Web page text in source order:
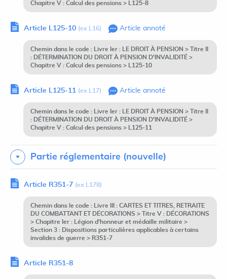
Chapitre V : Calcul des pensions > L125-8
Article L125-10 (ex L16) Article annoté
Chemin dans le code : Livre Ier : LE DROIT À PENSION > Titre II
: DÉTERMINATION DU DROIT À PENSION D'INVALIDITÉ >
Chapitre V : Calcul des pensions > L125-10
Article L125-11 (ex L17) Article annoté
Chemin dans le code : Livre Ier : LE DROIT À PENSION > Titre II
: DÉTERMINATION DU DROIT À PENSION D'INVALIDITÉ >
Chapitre V : Calcul des pensions > L125-11
Partie réglementaire (nouvelle)
Article R351-7 (ex L178)
Chemin dans le code : Livre III : CARTES ET TITRES, RETRAITE
DU COMBATTANT ET DÉCORATIONS > Titre V : DÉCORATIONS
> Chapitre Ier : Légion d'honneur et médaille militaire >
Section 3 : Dispositions particulières applicables à certains
invalides de guerre > R351-7
Article R351-8